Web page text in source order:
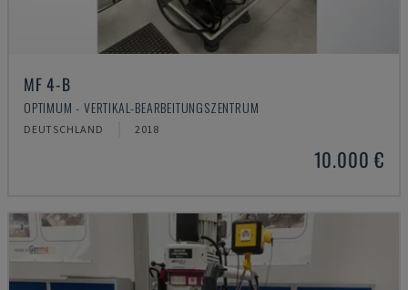
MF 4-B
OPTIMUM - VERTIKAL-BEARBEITUNGSZENTRUM
DEUTSCHLAND 2018
10.000 €